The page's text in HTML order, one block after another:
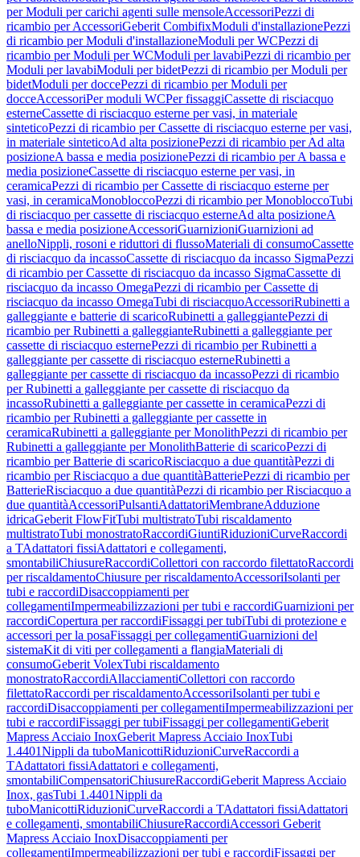
per Moduli per carichi agenti sulle mensoleAccessoriPezzi di
ricambio per AccessoriGeberit CombifixModuli d'installazionePezzi
di ricambio per Moduli d'installazioneModuli per WCPezzi di
ricambio per Moduli per WCModuli per lavabiPezzi di ricambio per
Moduli per lavabiModuli per bidetPezzi di ricambio per Moduli per
bidetModuli per doccePezzi di ricambio per Moduli per
docceAccessoriPer moduli WCPer fissaggiCassette di risciacquo
esterneCassette di risciacquo esterne per vasi, in materiale
sinteticoPezzi di ricambio per Cassette di risciacquo esterne per vasi,
in materiale sinteticoAd alta posizionePezzi di ricambio per Ad alta
posizioneA bassa e media posizionePezzi di ricambio per A bassa e
media posizioneCassette di risciacquo esterne per vasi, in
ceramicaPezzi di ricambio per Cassette di risciacquo esterne per
vasi, in ceramicaMonobloccoPezzi di ricambio per MonobloccoTubi
di risciacquo per cassette di risciacquo esterneAd alta posizioneA
bassa e media posizioneAccessoriGuarnizioniGuarnizioni ad
anelloNippli, rosoni e riduttori di flussoMateriali di consumoCassette
di risciacquo da incassoCassette di risciacquo da incasso SigmaPezzi
di ricambio per Cassette di risciacquo da incasso SigmaCassette di
risciacquo da incasso OmegaPezzi di ricambio per Cassette di
risciacquo da incasso OmegaTubi di risciacquoAccessoriRubinetti a
galleggiante e batterie di scaricoRubinetti a galleggiantePezzi di
ricambio per Rubinetti a galleggianteRubinetti a galleggiante per
cassette di risciacquo esternePezzi di ricambio per Rubinetti a
galleggiante per cassette di risciacquo esterneRubinetti a
galleggiante per cassette di risciacquo da incassoPezzi di ricambio
per Rubinetti a galleggiante per cassette di risciacquo da
incassoRubinetti a galleggiante per cassette in ceramicaPezzi di
ricambio per Rubinetti a galleggiante per cassette in
ceramicaRubinetti a galleggiante per MonolithPezzi di ricambio per
Rubinetti a galleggiante per MonolithBatterie di scaricoPezzi di
ricambio per Batterie di scaricoRisciacquo a due quantitàPezzi di
ricambio per Risciacquo a due quantitàBatteriePezzi di ricambio per
BatterieRisciacquo a due quantitàPezzi di ricambio per Risciacquo a
due quantitàAccessoriPulsantiAdattatoriMembraneAdduzione
idricaGeberit FlowFitTubi multistratoTubi riscaldamento
multistratoTubi monostratoRaccordiGiuntiRiduzioniCurveRaccordi
a TAdattatori fissiAdattatori e collegamenti,
smontabiliChiusureRaccordiCollettori con raccordo filettatoRaccordi
per riscaldamentoChiusure per riscaldamentoAccessoriIsolanti per
tubi e raccordiDisaccoppiamenti per
collegamentiImpermeabilizzazioni per tubi e raccordiGuarnizioni per
raccordiCopertura per raccordiFissaggi per tubiTubi di protezione e
accessori per la posaFissaggi per collegamentiGuarnizioni del
sistemaKit di viti per collegamenti a flangiaMateriali di
consumoGeberit VolexTubi riscaldamento
monostratoRaccordiAllacciamentiCollettori con raccordo
filettatoRaccordi per riscaldamentoAccessoriIsolanti per tubi e
raccordiDisaccoppiamenti per collegamentiImpermeabilizzazioni per
tubi e raccordiFissaggi per tubiFissaggi per collegamentiGeberit
Mapress Acciaio InoxGeberit Mapress Acciaio InoxTubi
1.4401Nippli da tuboManicottiRiduzioniCurveRaccordi a
TAdattatori fissiAdattatori e collegamenti,
smontabiliCompensatoriChiusureRaccordiGeberit Mapress Acciaio
Inox, gasTubi 1.4401Nippli da
tuboManicottiRiduzioniCurveRaccordi a TAdattatori fissiAdattatori
e collegamenti, smontabiliChiusureRaccordiAccessori Geberit
Mapress Acciaio InoxDisaccoppiamenti per
collegamentiImpermeabilizzazioni per tubi e raccordiFissaggi per